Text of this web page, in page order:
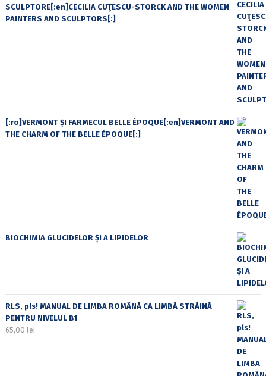
SCULPTORE[:en]CECILIA CUŢESCU-STORCK AND THE WOMEN
PAINTERS AND SCULPTORS[:]
[:ro]VERMONT ȘI FARMECUL BELLE ÉPOQUE[:en]VERMONT AND
THE CHARM OF THE BELLE ÉPOQUE[:]
BIOCHIMIA GLUCIDELOR ȘI A LIPIDELOR
RLS, pls! MANUAL DE LIMBA ROMÂNĂ CA LIMBĂ STRĂINĂ
PENTRU NIVELUL B1
65,00 lei